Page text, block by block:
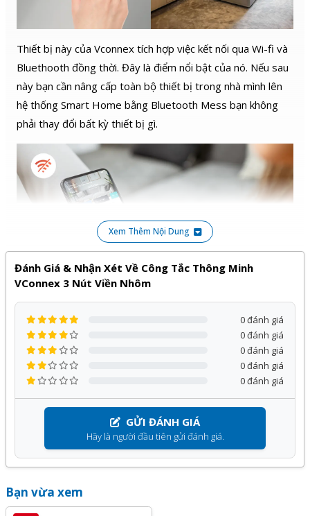
Thiết bị này của Vconnex tích hợp việc kết nối qua Wi-fi và
Bluethooth đồng thời. Đây là điểm nổi bật của nó. Nếu sau
này bạn cần nâng cấp toàn bộ thiết bị trong nhà mình lên
hệ thống Smart Home bằng Bluetooth Mess bạn không
phải thay đổi bất kỳ thiết bị gì.
Các tính năng của công tắc thông minh
Vconnex
Điều khiển từ xa: Bạn có thể bật/tắt thiết bị từ bất cứ đâu
chỉ với một ứng dụng trên điện thoại, miễn là có kết nối
Internet.
Lập lịch tự động: Công tắc thông minh cho phép bạn cài
đặt lịch trình hoạt động cho các thiết bị, ví dụ như tự động
tắt đèn vào ban đêm hoặc bật máy lạnh trước khi bạn về
Xem Thêm Nội Dung
Đánh Giá & Nhận Xét Về Công Tắc Thông Minh
VConnex 3 Nút Viền Nhôm
GỬI ĐÁNH GIÁ
Hãy là người đầu tiên gửi đánh giá.
0 đánh giá
0 đánh giá
0 đánh giá
0 đánh giá
0 đánh giá
Bạn vừa xem